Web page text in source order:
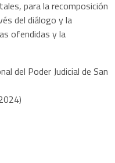
para la recomposición
del diálogo y la
ofendidas y la
del Poder Judicial de San